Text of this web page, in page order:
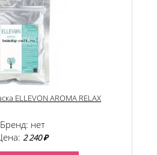
ELLEVON AROMA RELAX
Бренд: нет
2 240 ₽